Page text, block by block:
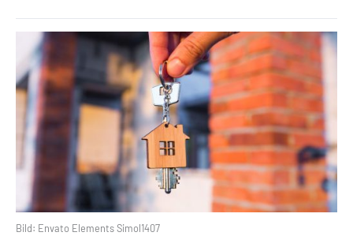
Bild: Envato Elements Simol1407